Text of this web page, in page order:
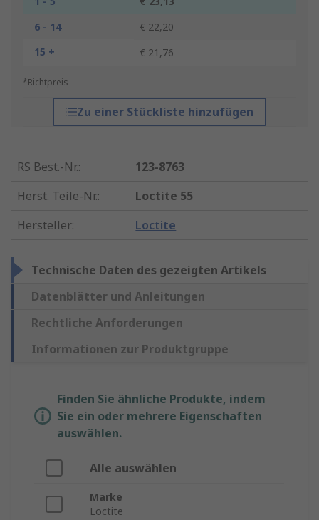
6 - 14
€ 22,20
15 +
€ 21,76
*Richtpreis
Zu einer Stückliste hinzufügen
RS Best.-Nr.:
123-8763
Herst. Teile-Nr.:
Loctite 55
Hersteller: Loctite
Technische Daten des gezeigten Artikels
Datenblätter und Anleitungen
Rechtliche Anforderungen
Informationen zur Produktgruppe
Finden Sie ähnliche Produkte, indem
Sie ein oder mehrere Eigenschaften
auswählen.
Alle auswählen
Marke
Loctite